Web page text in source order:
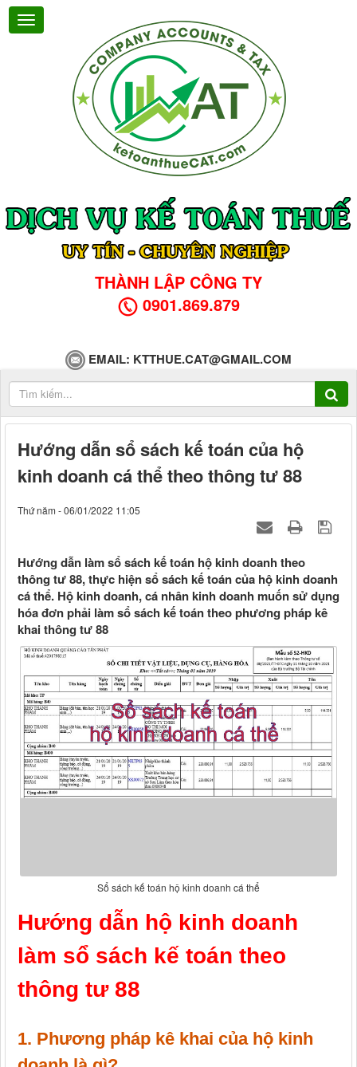
THÀNH LẬP CÔNG TY
0901.869.879
EMAIL: KTTHUE.CAT@GMAIL.COM
Hướng dẫn sổ sách kế toán của hộ
kinh doanh cá thể theo thông tư 88
Thứ năm - 06/01/2022 11:05
Hướng dẫn làm sổ sách kế toán hộ kinh doanh theo
thông tư 88, thực hiện sổ sách kế toán của hộ kinh doanh
cá thể. Hộ kinh doanh, cá nhân kinh doanh muốn sử dụng
hóa đơn phải làm sổ sách kế toán theo phương pháp kê
khai thông tư 88
Sổ sách kế toán hộ kinh doanh cá thể
Hướng dẫn hộ kinh doanh
làm sổ sách kế toán theo
thông tư 88
1. Phương pháp kê khai của hộ kinh